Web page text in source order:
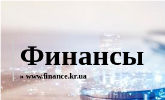
Финансы
» www.finance.kr.ua